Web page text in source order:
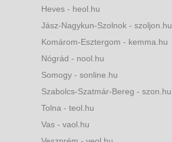
Heves - heol.hu
Jász-Nagykun-Szolnok - szoljon.hu
Komárom-Esztergom - kemma.hu
Nógrád - nool.hu
Somogy - sonline.hu
Szabolcs-Szatmár-Bereg - szon.hu
Tolna - teol.hu
Vas - vaol.hu